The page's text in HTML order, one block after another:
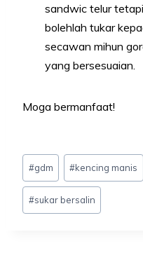
sandwic telur
bolehlah tukar
secawan mihun
yang bersesuaian.
Moga bermanfaat!
Post
Tags:
#gdm #kencing manis
#sukar bersalin